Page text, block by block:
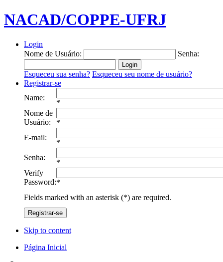
NACAD/COPPE-UFRJ
Login
Nome de Usuário:
Senha:
Esqueceu sua senha? Esqueceu seu nome de usuário?
Registrar-se
Name:
*
Nome de
Usuário:
*
E-mail:
*
Senha:
*
Verify
Password:*
Fields marked with an asterisk (*) are required.
Registrar-se
Skip to content
Página Inicial